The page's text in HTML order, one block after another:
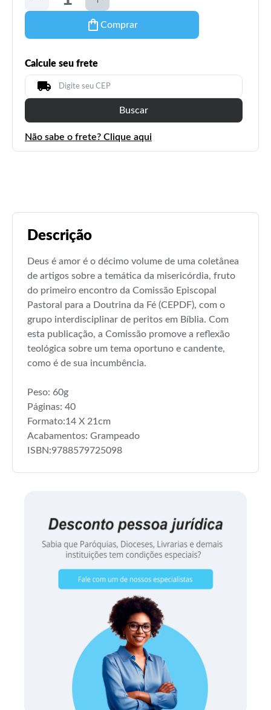
Comprar
Calcule seu frete
Buscar
Não sabe o frete? Clique aqui
Descrição
Deus é amor é o décimo volume de uma coletânea
de artigos sobre a temática da misericórdia, fruto
do primeiro encontro da Comissão Episcopal
Pastoral para a Doutrina da Fé (CEPDF), com o
grupo interdisciplinar de peritos em Bíblia. Com
esta publicação, a Comissão promove a reflexão
teológica sobre um tema oportuno e candente,
como é de sua incumbência.
Peso: 60g
Páginas: 40
Formato:14 X 21cm
Acabamentos: Grampeado
ISBN:9788579725098